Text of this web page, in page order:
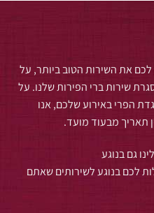
את השירות הטוב ביותר, על
שירות ברי הפירות שלנו. על
הפרי באירוע שלכם, אנו
תאריך מבעוד מועד.
גם בנוגע
לכם בנוגע לשירותים שאתם